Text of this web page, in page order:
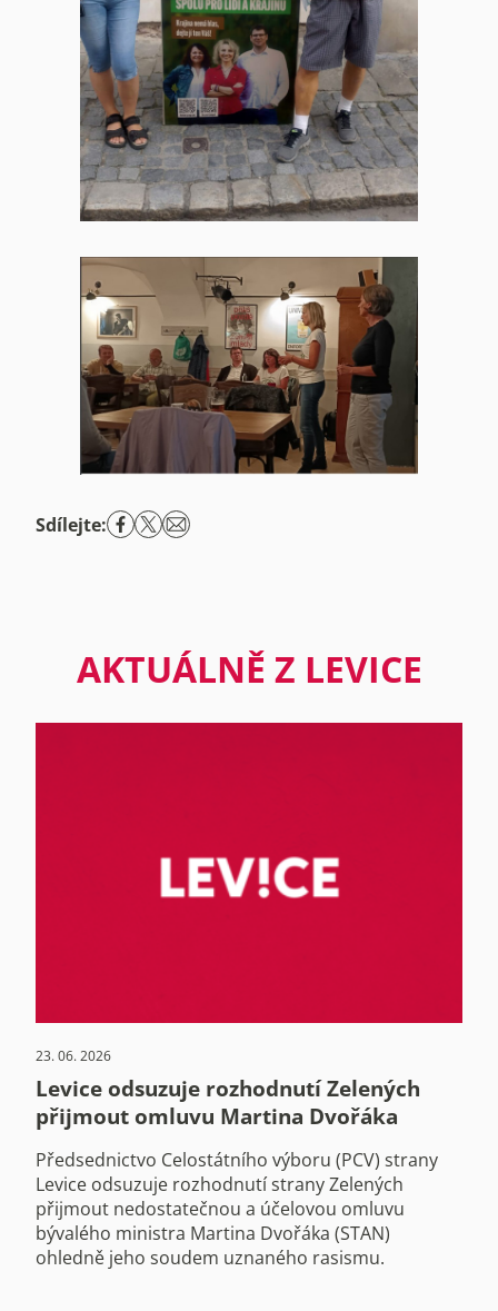
Sdílejte:
AKTUÁLNĚ Z LEVICE
23. 06. 2026
Levice odsuzuje rozhodnutí Zelených
přijmout omluvu Martina Dvořáka
Předsednictvo Celostátního výboru (PCV) strany
Levice odsuzuje rozhodnutí strany Zelených
přijmout nedostatečnou a účelovou omluvu
bývalého ministra Martina Dvořáka (STAN)
ohledně jeho soudem uznaného rasismu.